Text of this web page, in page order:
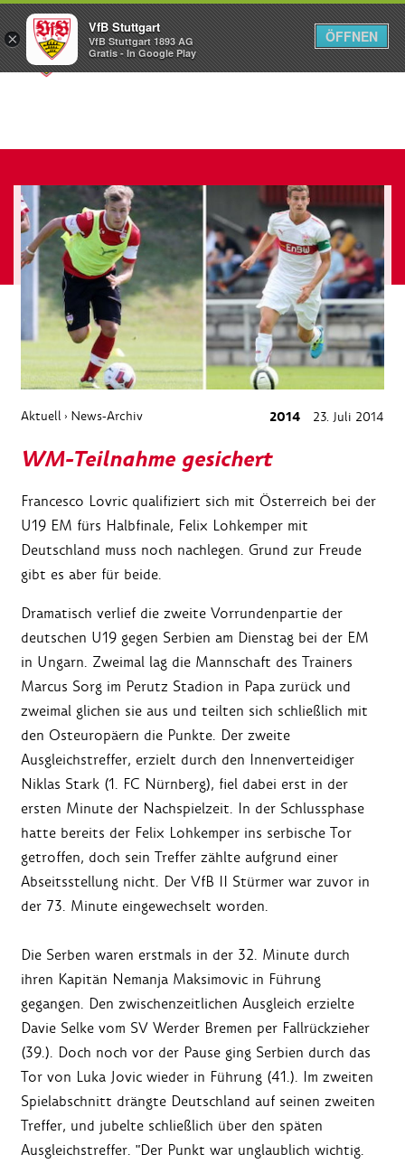
Menü
Aktuell › News-Archiv 2014 23. Juli 2014
WM-Teilnahme gesichert
Francesco Lovric qualifiziert sich mit Österreich bei der
U19 EM fürs Halbfinale, Felix Lohkemper mit
Deutschland muss noch nachlegen. Grund zur Freude
gibt es aber für beide.
Dramatisch verlief die zweite Vorrundenpartie der
deutschen U19 gegen Serbien am Dienstag bei der EM
in Ungarn. Zweimal lag die Mannschaft des Trainers
Marcus Sorg im Perutz Stadion in Papa zurück und
zweimal glichen sie aus und teilten sich schließlich mit
den Osteuropäern die Punkte. Der zweite
Ausgleichstreffer, erzielt durch den Innenverteidiger
Niklas Stark (1. FC Nürnberg), fiel dabei erst in der
ersten Minute der Nachspielzeit. In der Schlussphase
hatte bereits der Felix Lohkemper ins serbische Tor
getroffen, doch sein Treffer zählte aufgrund einer
Abseitsstellung nicht. Der VfB II Stürmer war zuvor in
der 73. Minute eingewechselt worden.
Die Serben waren erstmals in der 32. Minute durch
ihren Kapitän Nemanja Maksimovic in Führung
gegangen. Den zwischenzeitlichen Ausgleich erzielte
Davie Selke vom SV Werder Bremen per Fallrückzieher
(39.). Doch noch vor der Pause ging Serbien durch das
Tor von Luka Jovic wieder in Führung (41.). Im zweiten
Spielabschnitt drängte Deutschland auf seinen zweiten
Treffer, und jubelte schließlich über den späten
Ausgleichstreffer. "Der Punkt war unglaublich wichtig.
×
VfB Stuttgart
VfB Stuttgart 1893 AG
Gratis - In Google Play
ÖFFNEN